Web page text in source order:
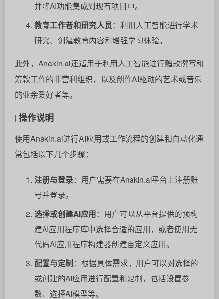
并将AI功能集成到现有项目中。
教育工作者和研究人员 ：利用人工智能进行学术
研究、创建教育内容和增强学习体验。
此外，Anakin.ai还适用于利用人工智能进行赠款撰写和
筹款工作的非营利组织，以及创作AI驱动的艺术或音乐
的业余爱好者等。
操作说明
使用Anakin.ai进行AI应用或工作流程的创建和自动化通
常包括以下几个步骤：
注册与登录：用户需要在Anakin.ai平台上注册账
号并登录。
选择或创建AI应用：用户可以从平台提供的预构
建AI应用程序库中选择合适的应用，或者使用无
代码AI应用程序构建器创建自定义应用。
配置与定制：根据具体需求，用户可以对选择的
或创建的AI应用进行配置和定制，包括设置参
数、选择AI模型等。